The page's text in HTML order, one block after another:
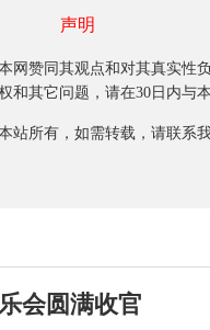
声明
赞同其观点和对其真实性
和其它问题，请在30日内与
所有，如需转载，请联系我
会圆满收官